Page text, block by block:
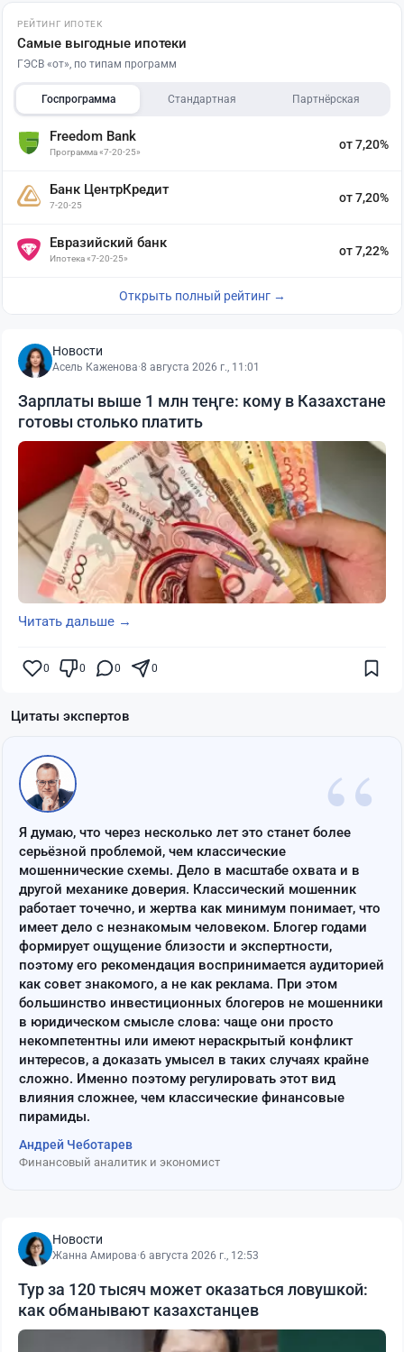
РЕЙТИНГ ИПОТЕК
Самые выгодные ипотеки
ГЭСВ «от», по типам программ
Госпрограмма Стандартная Партнёрская
Freedom Bank
Программа «7-20-25»
от 7,20%
Банк ЦентрКредит
7-20-25
от 7,20%
Евразийский банк
Ипотека «7-20-25»
от 7,22%
Открыть полный рейтинг →
Новости
Асель Каженова·8 августа 2026 г., 11:01
Зарплаты выше 1 млн теңге: кому в Казахстане
готовы столько платить
Читать дальше →
0 0 0 0
Цитаты экспертов
“
Я думаю, что через несколько лет это станет более
серьёзной проблемой, чем классические
мошеннические схемы. Дело в масштабе охвата и в
другой механике доверия. Классический мошенник
работает точечно, и жертва как минимум понимает, что
имеет дело с незнакомым человеком. Блогер годами
формирует ощущение близости и экспертности,
поэтому его рекомендация воспринимается аудиторией
как совет знакомого, а не как реклама. При этом
большинство инвестиционных блогеров не мошенники
в юридическом смысле слова: чаще они просто
некомпетентны или имеют нераскрытый конфликт
интересов, а доказать умысел в таких случаях крайне
сложно. Именно поэтому регулировать этот вид
влияния сложнее, чем классические финансовые
пирамиды.
Андрей Чеботарев
Финансовый аналитик и экономист
Новости
Жанна Амирова·6 августа 2026 г., 12:53
Тур за 120 тысяч может оказаться ловушкой:
как обманывают казахстанцев